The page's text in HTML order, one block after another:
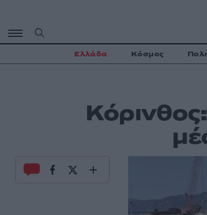
περιεχόμενο
Ελλάδα Κόσμος